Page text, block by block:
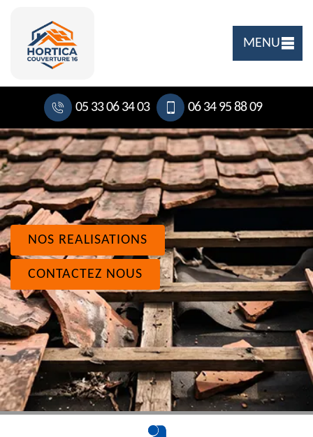
MENU
05 33 06 34 03 06 34 95 88 09
NOS REALISATIONS
CONTACTEZ NOUS